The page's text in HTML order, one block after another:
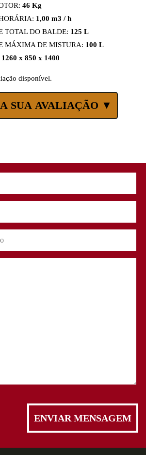
46 Kg
1,00 m3 / h
TOTAL DO BALDE: 125 L
MÁXIMA DE MISTURA: 100 L
1260 x 850 x 1400
disponível.
SUA AVALIAÇÃO ▼